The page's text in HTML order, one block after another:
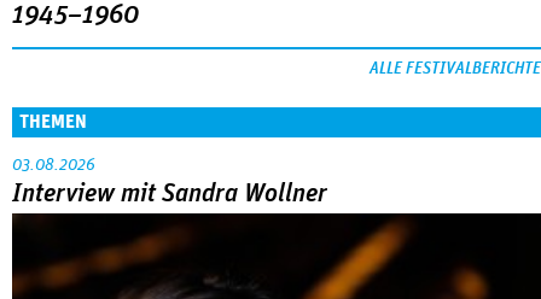
1945–1960
ALLE FESTIVALBERICHTE
THEMEN
03.08.2026
Interview mit Sandra Wollner